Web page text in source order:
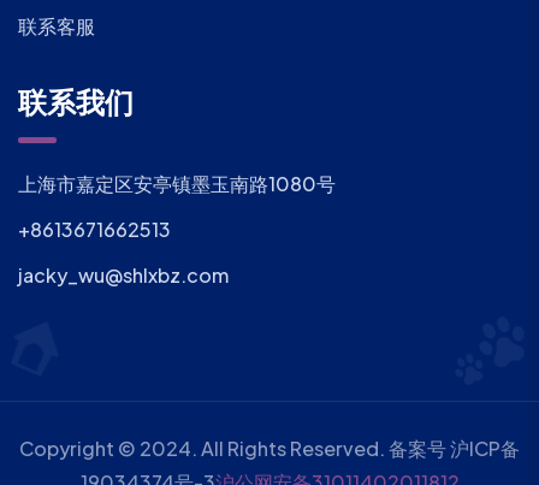
联系客服
联系我们
上海市嘉定区安亭镇墨玉南路1080号
+8613671662513
jacky_wu@shlxbz.com
Copyright © 2024. All Rights Reserved. 备案号沪ICP备